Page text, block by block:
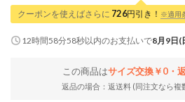
クーポンを使えばさらに 726円引き！ ※適用
12時間58分58秒以内のお支払いで8月9日(
この商品はサイズ交換￥0・
返品の場合：返送料 (同注文なら複